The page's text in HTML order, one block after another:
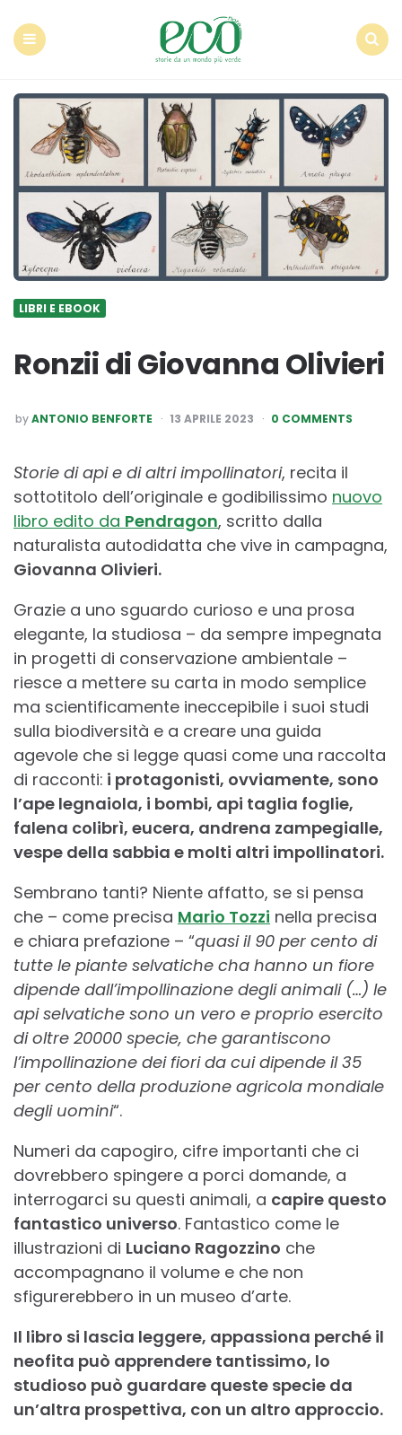
LIBRI E EBOOK
Ronzii di Giovanna Olivieri
POSTED
BY
byANTONIO BENFORTE 13 APRILE 2023 0 COMMENTS
Storie di api e di altri impollinatori, recita il
sottotitolo dell’originale e godibilissimo nuovo
libro edito da Pendragon, scritto dalla
naturalista autodidatta che vive in campagna,
Giovanna Olivieri.
Grazie a uno sguardo curioso e una prosa
elegante, la studiosa – da sempre impegnata
in progetti di conservazione ambientale –
riesce a mettere su carta in modo semplice
ma scientificamente ineccepibile i suoi studi
sulla biodiversità e a creare una guida
agevole che si legge quasi come una raccolta
di racconti: i protagonisti, ovviamente, sono
l’ape legnaiola, i bombi, api taglia foglie,
falena colibrì, eucera, andrena zampegialle,
vespe della sabbia e molti altri impollinatori.
Sembrano tanti? Niente affatto, se si pensa
che – come precisa Mario Tozzi nella precisa
e chiara prefazione – “quasi il 90 per cento di
tutte le piante selvatiche cha hanno un fiore
dipende dall’impollinazione degli animali (…) le
api selvatiche sono un vero e proprio esercito
di oltre 20000 specie, che garantiscono
l’impollinazione dei fiori da cui dipende il 35
per cento della produzione agricola mondiale
degli uomini“.
Numeri da capogiro, cifre importanti che ci
dovrebbero spingere a porci domande, a
interrogarci su questi animali, a capire questo
fantastico universo. Fantastico come le
illustrazioni di Luciano Ragozzino che
accompagnano il volume e che non
sfigurerebbero in un museo d’arte.
Il libro si lascia leggere, appassiona perché il
neofita può apprendere tantissimo, lo
studioso può guardare queste specie da
un’altra prospettiva, con un altro approccio.